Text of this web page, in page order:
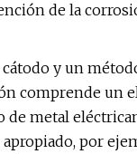
de la
y un
comprende un
metal
por